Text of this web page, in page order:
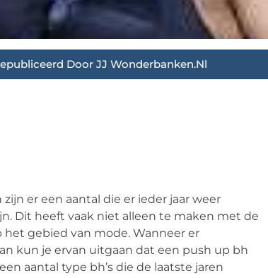
Door JJ Wonderbanken.nl
er een aantal die er ieder jaar weer
Dit heeft vaak niet alleen te maken met de
gebied van mode. Wanneer er
kun je ervan uitgaan dat een push up bh
aantal type bh’s die de laatste jaren